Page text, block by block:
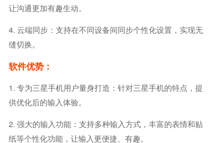
让沟通更加有趣生动。
4. 云端同步：支持在不同设备间同步个性化设置，实现无
缝切换。
软件优势：
1. 专为三星手机用户量身打造：针对三星手机的特点，提
供优化后的输入体验。
2. 强大的输入功能：支持多种输入方式，丰富的表情和贴
纸等个性化功能，让输入更便捷、有趣。